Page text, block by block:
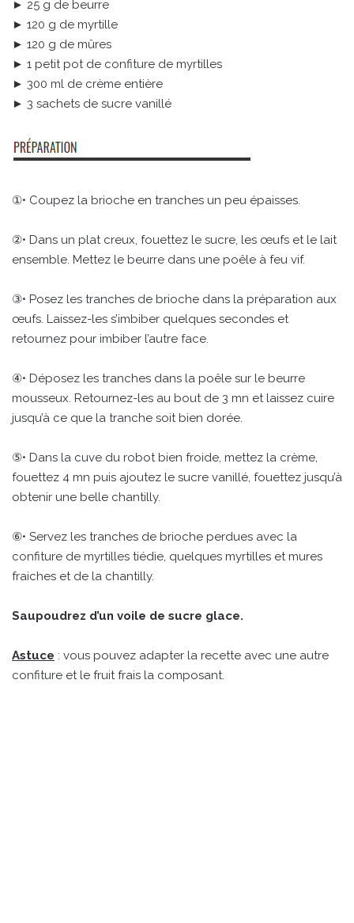
► 25 g de beurre
► 120 g de myrtille
► 120 g de mûres
► 1 petit pot de confiture de myrtilles
► 300 ml de crème entière
► 3 sachets de sucre vanillé
①• Coupez la brioche en tranches un peu épaisses.
②• Dans un plat creux, fouettez le sucre, les œufs et le lait
ensemble. Mettez le beurre dans une poêle à feu vif.
③• Posez les tranches de brioche dans la préparation aux
œufs. Laissez-les s’imbiber quelques secondes et
retournez pour imbiber l’autre face.
④• Déposez les tranches dans la poêle sur le beurre
mousseux. Retournez-les au bout de 3 mn et laissez cuire
jusqu’à ce que la tranche soit bien dorée.
⑤• Dans la cuve du robot bien froide, mettez la crème,
fouettez 4 mn puis ajoutez le sucre vanillé, fouettez jusqu’à
obtenir une belle chantilly.
⑥• Servez les tranches de brioche perdues avec la
confiture de myrtilles tiédie, quelques myrtilles et mures
fraiches et de la chantilly.
Saupoudrez d’un voile de sucre glace.
Astuce : vous pouvez adapter la recette avec une autre
confiture et le fruit frais la composant.